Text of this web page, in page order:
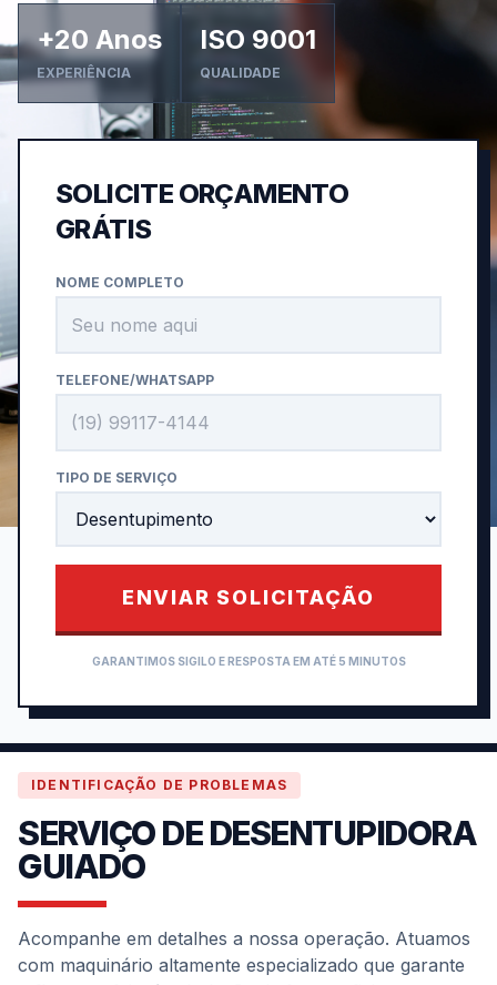
+20 Anos
EXPERIÊNCIA
ISO 9001
QUALIDADE
SOLICITE ORÇAMENTO
GRÁTIS
NOME COMPLETO
TELEFONE/WHATSAPP
TIPO DE SERVIÇO
ENVIAR SOLICITAÇÃO
GARANTIMOS SIGILO E RESPOSTA EM ATÉ 5 MINUTOS
IDENTIFICAÇÃO DE PROBLEMAS
SERVIÇO DE DESENTUPIDORA
GUIADO
Acompanhe em detalhes a nossa operação. Atuamos
com maquinário altamente especializado que garante